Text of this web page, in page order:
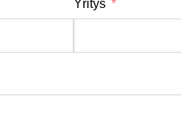
Yritys